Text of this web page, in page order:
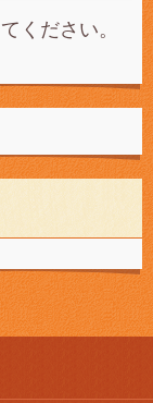
ください。